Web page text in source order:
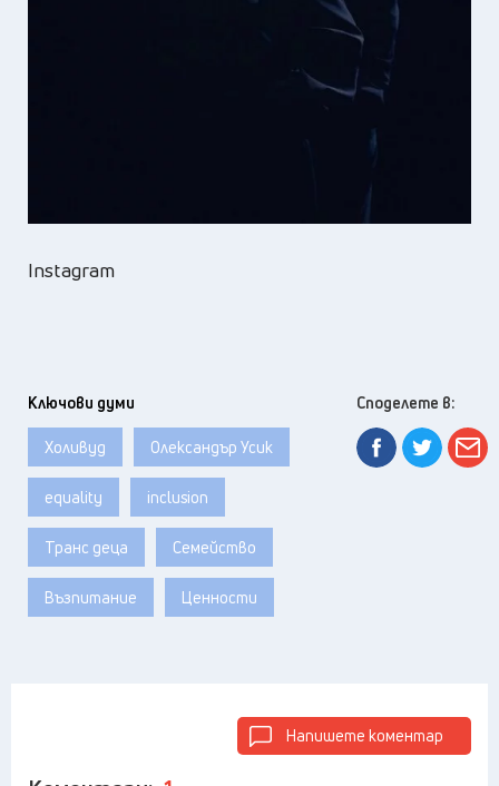
Instagram
Ключови думи
Холивуд Олександър Усик
equality inclusion
Транс деца Семейство
Възпитание Ценности
Споделете в:
Напишете коментар